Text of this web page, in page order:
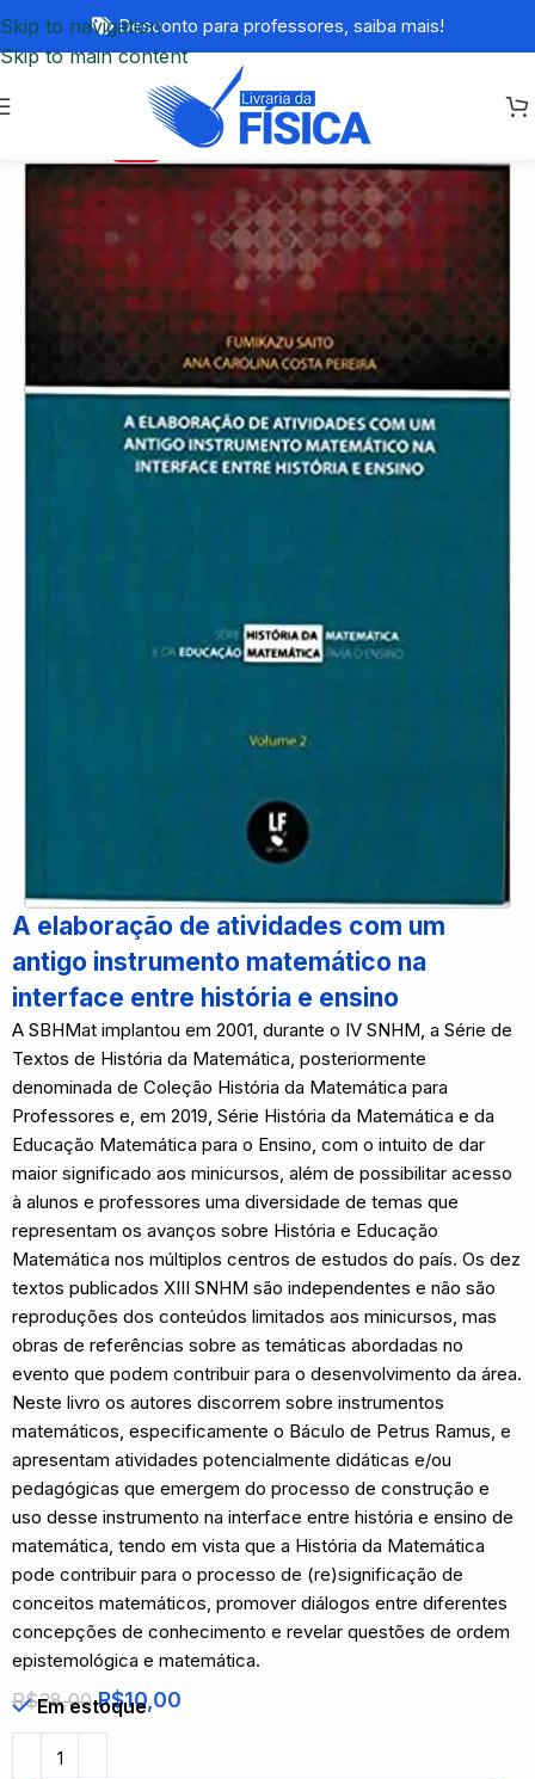
Skip to navigation
Skip to main content
Desconto para professores, saiba mais!
A elaboração de atividades com um
antigo instrumento matemático na
interface entre história e ensino
A SBHMat implantou em 2001, durante o IV SNHM, a Série de
Textos de História da Matemática, posteriormente
denominada de Coleção História da Matemática para
Professores e, em 2019, Série História da Matemática e da
Educação Matemática para o Ensino, com o intuito de dar
maior significado aos minicursos, além de possibilitar acesso
à alunos e professores uma diversidade de temas que
representam os avanços sobre História e Educação
Matemática nos múltiplos centros de estudos do país. Os dez
textos publicados XIII SNHM são independentes e não são
reproduções dos conteúdos limitados aos minicursos, mas
obras de referências sobre as temáticas abordadas no
evento que podem contribuir para o desenvolvimento da área.
Neste livro os autores discorrem sobre instrumentos
matemáticos, especificamente o Báculo de Petrus Ramus, e
apresentam atividades potencialmente didáticas e/ou
pedagógicas que emergem do processo de construção e
uso desse instrumento na interface entre história e ensino de
matemática, tendo em vista que a História da Matemática
pode contribuir para o processo de (re)significação de
conceitos matemáticos, promover diálogos entre diferentes
concepções de conhecimento e revelar questões de ordem
epistemológica e matemática.
R$28,00 R$10,00
Em estoque